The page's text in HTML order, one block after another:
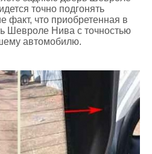
точно подгонять
факт, что приобретенная в
Шевроле Нива с точностью
автомобилю.